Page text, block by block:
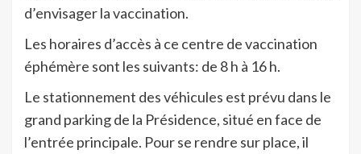
d’envisager la vaccination.
Les horaires d’accès à ce centre de vaccination
éphémère sont les suivants: de 8 h à 16 h.
Le stationnement des véhicules est prévu dans le
grand parking de la Présidence, situé en face de
l’entrée principale. Pour se rendre sur place, il